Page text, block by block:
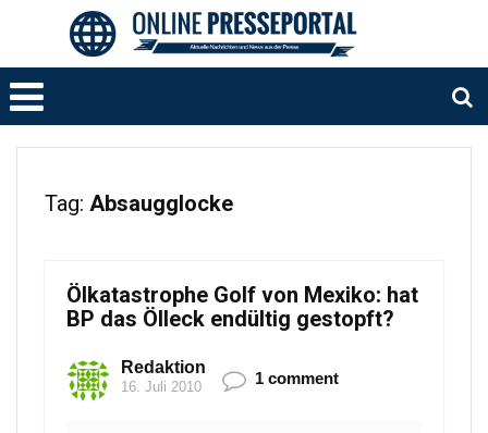
Tag: Absaugglocke
Ölkatastrophe Golf von Mexiko: hat
BP das Ölleck endültig gestopft?
Redaktion
16. Juli 2010 1 comment